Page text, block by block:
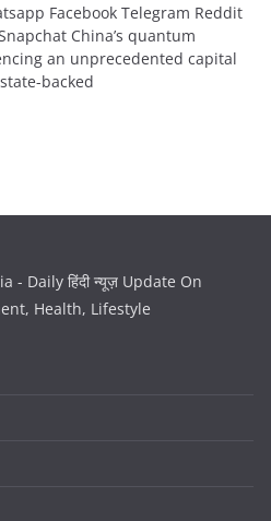
Facebook Telegram Reddit
China’s quantum
an unprecedented capital
backed
- Daily हिंदी न्यूज़ Update On
Health, Lifestyle